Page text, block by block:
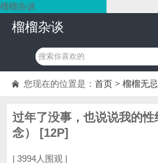
榴榴杂谈
榴榴杂谈
您现在的位置是： 首页 > 榴榴无忌
过年了没事，也说说我的
念） [12P]
| 3994人围观 |